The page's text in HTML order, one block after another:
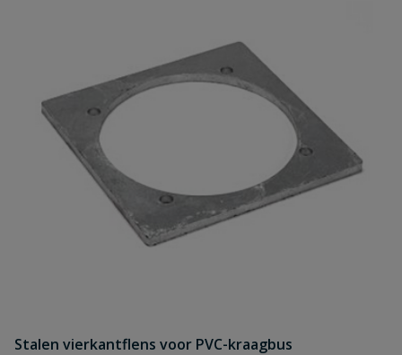
Stalen vierkantflens voor PVC-kraagbus